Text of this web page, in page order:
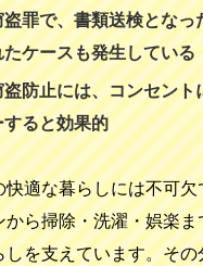
罪で、書類送検となっ
ケースも発生している
防止には、コンセント
ると効果的
快適な暮らしには不可
から掃除・洗濯・娯楽
しを支えています。そ